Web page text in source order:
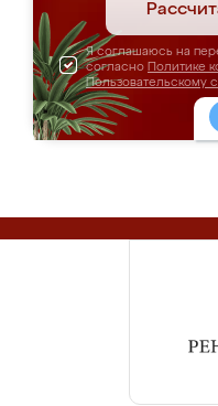
Я соглашаюсь на
согласно Политике
Пользовательскому